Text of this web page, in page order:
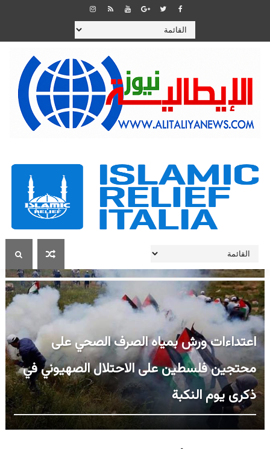
اعتداءات ورش بمياه الصرف الصحي على
محتجين فلسطين على الاحتلال الصهيوني في
ذكرى يوم النكبة